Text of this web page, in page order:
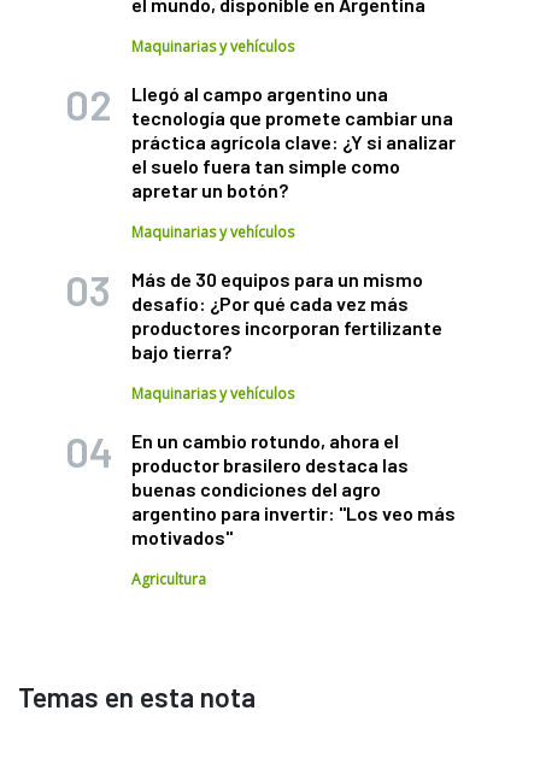
Maquinarias y vehículos
Llegó al campo argentino una
tecnología que promete cambiar una
práctica agrícola clave: ¿Y si analizar
el suelo fuera tan simple como
apretar un botón?
Maquinarias y vehículos
Más de 30 equipos para un mismo
desafío: ¿Por qué cada vez más
productores incorporan fertilizante
bajo tierra?
Maquinarias y vehículos
En un cambio rotundo, ahora el
productor brasilero destaca las
buenas condiciones del agro
argentino para invertir: "Los veo más
motivados"
Agricultura
Temas en esta nota